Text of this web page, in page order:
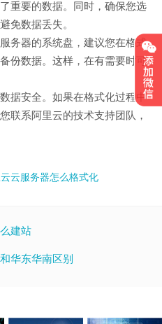
重要的数据。同时，确保您选
免数据丢失。
务器的系统盘，建议您在格式
份数据。这样，在有需要时可
据安全。如果在格式化过程中
联系阿里云的技术支持团队，
云服务器怎么格式化
建站
华东华南区别